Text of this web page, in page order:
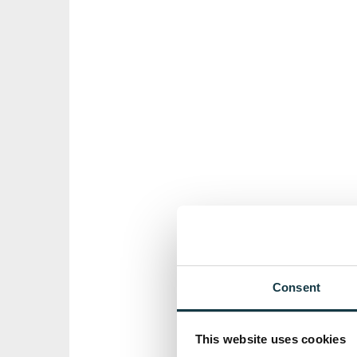
Consent
This website uses cookies